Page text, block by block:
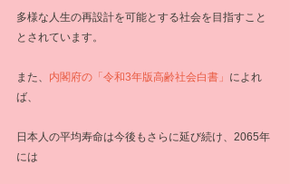
多様な人生の再設計を可能とする社会を目指すこと
とされています。
また、 内閣府の「令和3年版高齢社会白書」 によれ
ば、
日本人の平均寿命は今後もさらに延び続け、2065年
には